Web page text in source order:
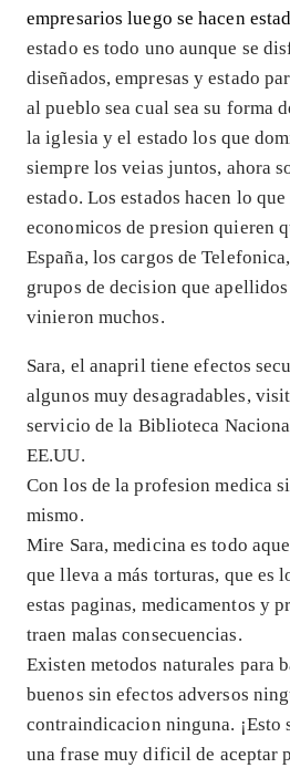
empresarios luego se hacen
estado es todo uno aunque se
diseñados, empresas y estado
al pueblo sea cual sea su forma
la iglesia y el estado los que
siempre los veias juntos, ahora
estado. Los estados hacen lo
economicos de presion quieren
España, los cargos de
grupos de decision que
vinieron muchos.
Sara, el anapril tiene efectos
algunos muy desagradables,
servicio de la Biblioteca
EE.UU.
Con los de la profesion medica
mismo.
Mire Sara, medicina es todo
que lleva a más torturas, que es
estas paginas, medicamentos y
traen malas consecuencias.
Existen metodos naturales para
buenos sin efectos adversos
contraindicacion ninguna. ¡Esto
una frase muy dificil de aceptar